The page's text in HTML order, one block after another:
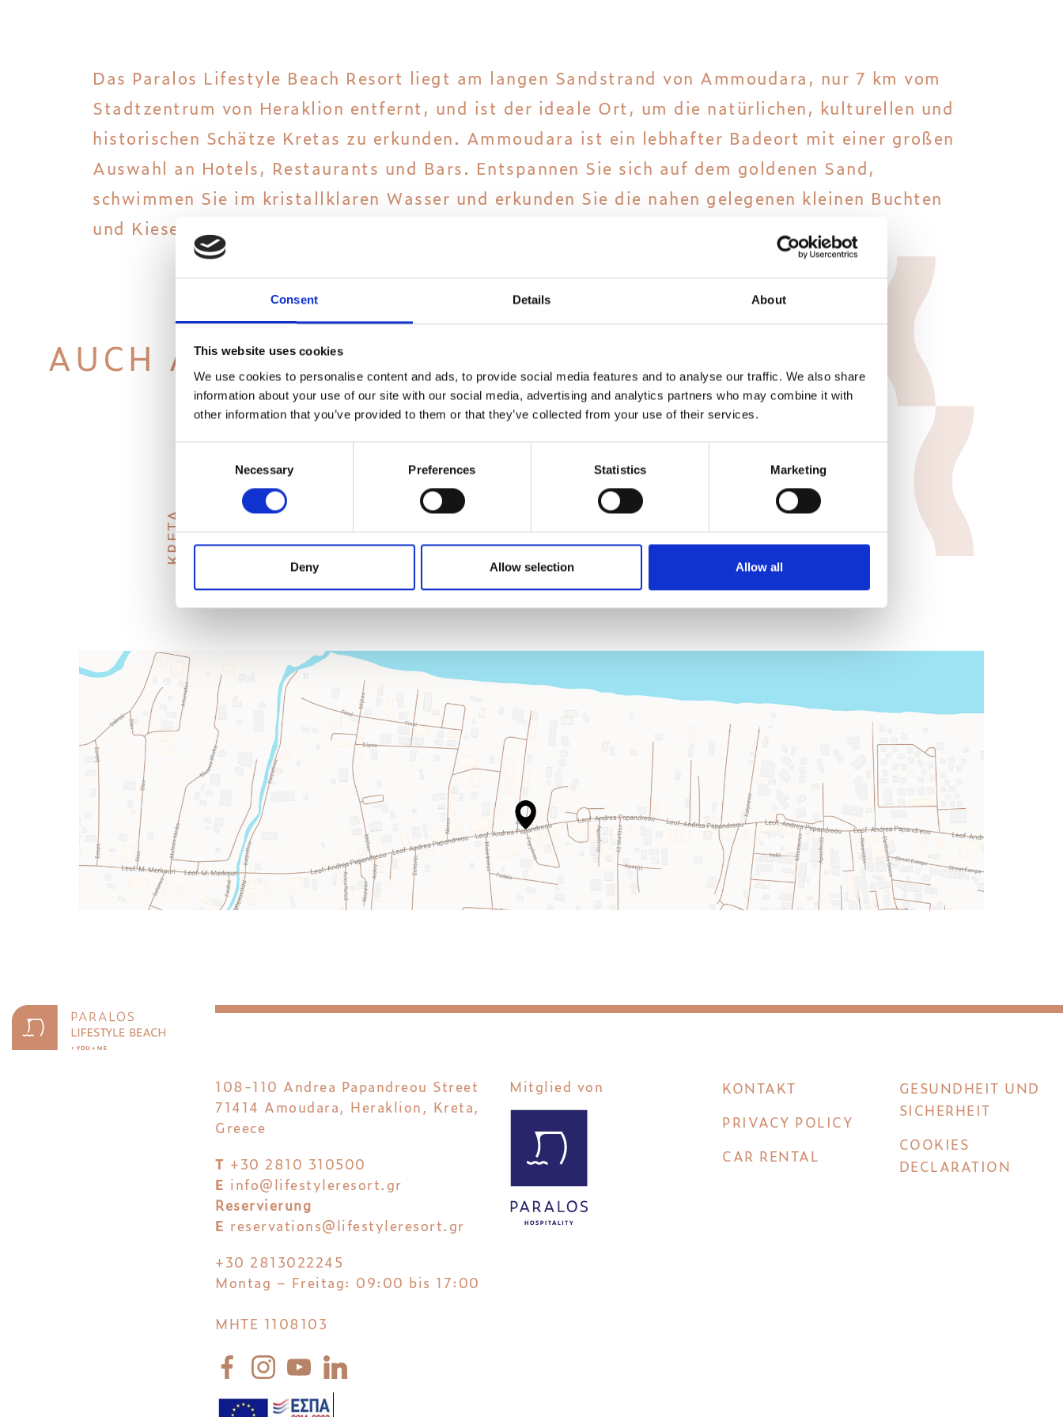
Consent Details About
This website uses cookies
We use cookies to personalise content and ads, to provide social media features and to analyse our traffic. We also share
information about your use of our site with our social media, advertising and analytics partners who may combine it with
other information that you’ve provided to them or that they’ve collected from your use of their services.
Necessary Preferences Statistics Marketing
Deny Allow selection Allow all
Das Paralos Lifestyle Beach Resort liegt am langen Sandstrand von Ammoudara, nur 7 km vom
Stadtzentrum von Heraklion entfernt, und ist der ideale Ort, um die natürlichen, kulturellen und
historischen Schätze Kretas zu erkunden. Ammoudara ist ein lebhafter Badeort mit einer großen
Auswahl an Hotels, Restaurants und Bars. Entspannen Sie sich auf dem goldenen Sand,
schwimmen Sie im kristallklaren Wasser und erkunden Sie die nahen gelegenen kleinen Buchten
und Kieselstrände in diesem Urlaubsort an der Nordküste der Insel Kreta.
AUCH ANZEIGEN
KRETA HERAKLION W
I
E
M
A
N
D
E
N
E
R
R
E
I
C
HT
108-110 Andrea Papandreou Street
71414 Amoudara, Heraklion, Kreta,
Greece
T +30 2810 310500
E info@lifestyleresort.gr
Reservierung
E reservations@lifestyleresort.gr
+30 2813022245
Montag – Freitag: 09:00 bis 17:00
MHTE 1108103
Mitglied von
KONTAKT
PRIVACY POLICY
CAR RENTAL
GESUNDHEIT UND
SICHERHEIT
COOKIES
DECLARATION